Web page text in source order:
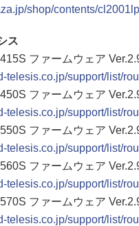
shop/contents/
ス
ファームウェア
telesis.co.jp/support/list/
ファームウェア
telesis.co.jp/support/list/
ファームウェア
telesis.co.jp/support/list/
ファームウェア
telesis.co.jp/support/list/
ファームウェア
telesis.co.jp/support/list/